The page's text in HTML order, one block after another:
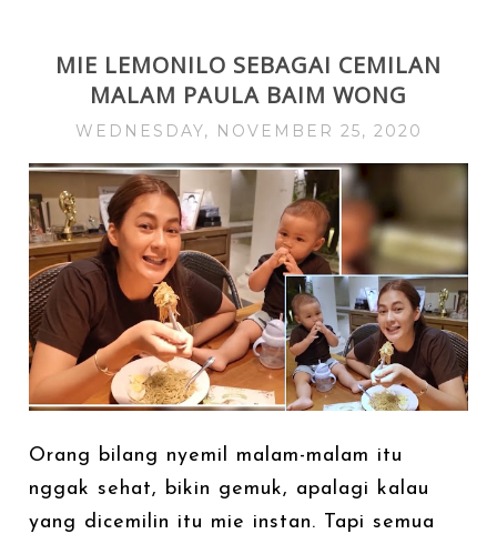
MIE LEMONILO SEBAGAI CEMILAN
MALAM PAULA BAIM WONG
WEDNESDAY, NOVEMBER 25, 2020
Orang bilang nyemil malam-malam itu
nggak sehat, bikin gemuk, apalagi kalau
yang dicemilin itu mie instan. Tapi semua